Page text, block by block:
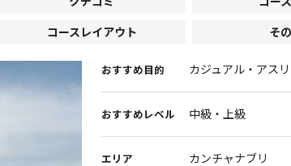
コースレイアウト そ
おすすめ目的 カジュアル・アス
おすすめレベル 中級・上級
エリア カンチャナブリ